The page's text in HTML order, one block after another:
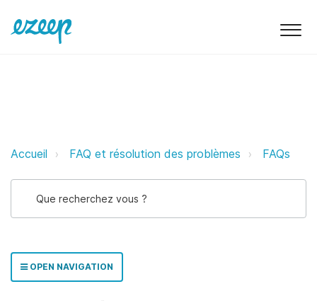
Puis-je vérifier si mon
Accueil FAQ et résolution des problèmes FAQs
OPEN NAVIGATION